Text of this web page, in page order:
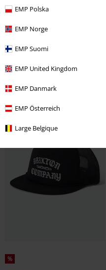
EMP Polska
EMP Norge
EMP Suomi
EMP United Kingdom
EMP Danmark
EMP Österreich
Large Belgique
% Nouveau
€ 37,99
Brood Lightweight - Casquette
%